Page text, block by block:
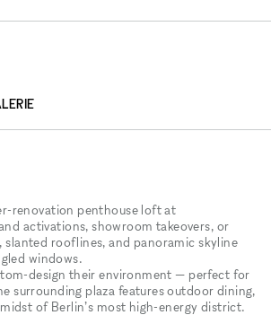
renovation penthouse loft at
activations, showroom takeovers, or
slanted rooflines, and panoramic skyline
windows.
design their environment — perfect for
surrounding plaza features outdoor dining,
of Berlin’s most high-energy district.